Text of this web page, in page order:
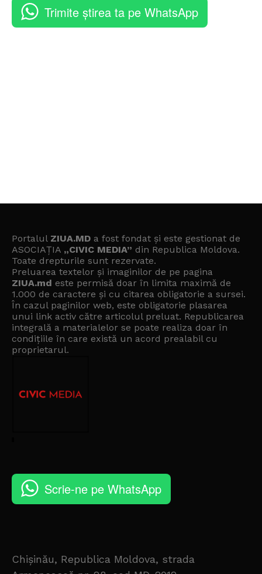
Trimite știrea ta pe WhatsApp
Portalul ZIUA.MD a fost fondat și este gestionat de
ASOCIAȚIA „CIVIC MEDIA” din Republica Moldova.
Toate drepturile sunt rezervate.
Preluarea textelor și imaginilor de pe pagina
ZIUA.md este permisă doar în limita maximă de
1.000 de caractere și cu citarea obligatorie a sursei.
În cazul paginilor web, este obligatorie plasarea
unui link activ către articolul preluat. Republicarea
integrală a materialelor se poate realiza doar în
condițiile în care există un acord prealabil cu
proprietarul.
Scrie-ne pe WhatsApp
Chișinău, Republica Moldova, strada